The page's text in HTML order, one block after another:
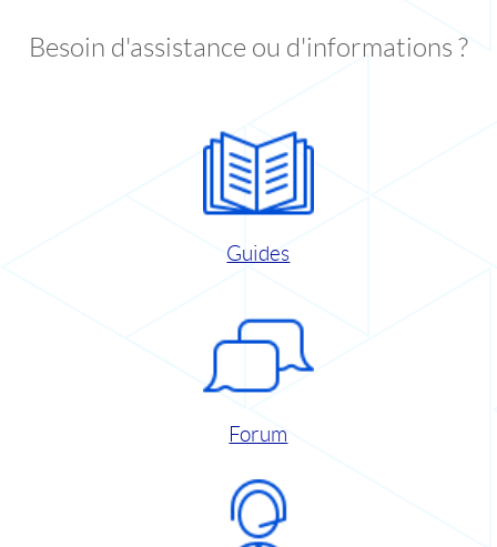
Besoin d'assistance ou d'informations ?
Guides
Forum